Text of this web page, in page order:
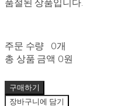
품절된 상품입니다.
주문 수량 0개
총 상품 금액 0원
구매하기
장바구니에 담기